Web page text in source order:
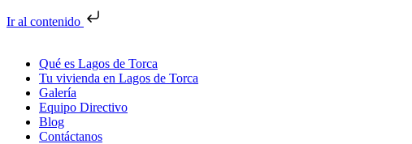
Ir al contenido
Qué es Lagos de Torca
Tu vivienda en Lagos de Torca
Galería
Equipo Directivo
Blog
Contáctanos